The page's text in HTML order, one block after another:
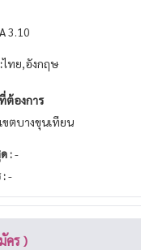
3.10
ไทย,อังกฤษ
ต้องการ
ขตบางขุนเทียน
:-
:-
คร )